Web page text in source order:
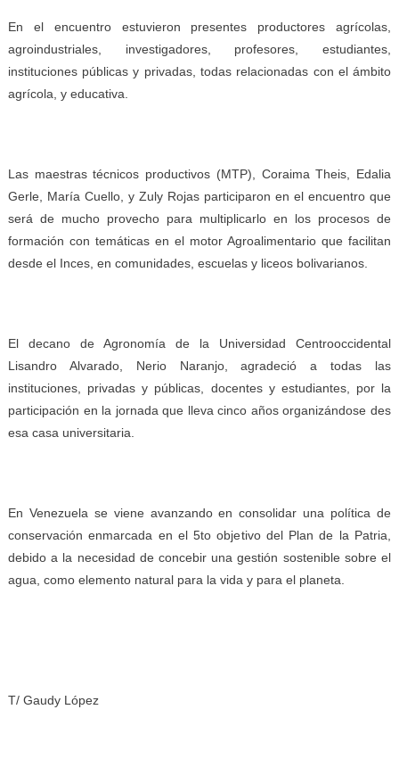
En el encuentro estuvieron presentes productores agrícolas,
agroindustriales, investigadores, profesores, estudiantes,
instituciones públicas y privadas, todas relacionadas con el ámbito
agrícola, y educativa.
Las maestras técnicos productivos (MTP), Coraima Theis, Edalia
Gerle, María Cuello, y Zuly Rojas participaron en el encuentro que
será de mucho provecho para multiplicarlo en los procesos de
formación con temáticas en el motor Agroalimentario que facilitan
desde el Inces, en comunidades, escuelas y liceos bolivarianos.
El decano de Agronomía de la Universidad Centrooccidental
Lisandro Alvarado, Nerio Naranjo, agradeció a todas las
instituciones, privadas y públicas, docentes y estudiantes, por la
participación en la jornada que lleva cinco años organizándose des
esa casa universitaria.
En Venezuela se viene avanzando en consolidar una política de
conservación enmarcada en el 5to objetivo del Plan de la Patria,
debido a la necesidad de concebir una gestión sostenible sobre el
agua, como elemento natural para la vida y para el planeta.
T/ Gaudy López